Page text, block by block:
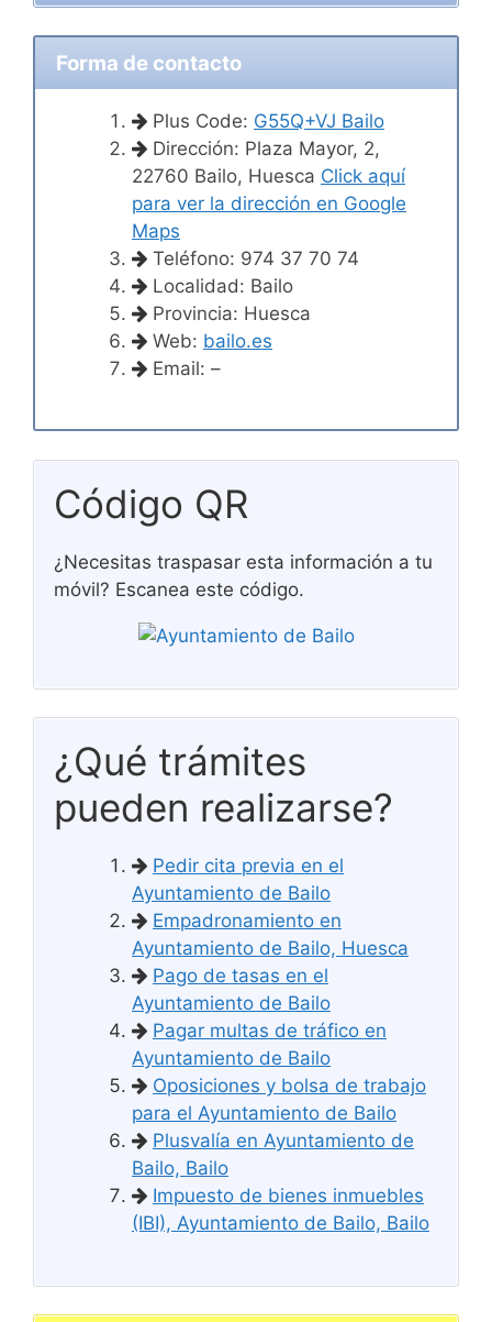
Forma de contacto
Plus Code: G55Q+VJ Bailo
Dirección: Plaza Mayor, 2,
22760 Bailo, Huesca Click aquí
para ver la dirección en Google
Maps
Teléfono: 974 37 70 74
Localidad: Bailo
Provincia: Huesca
Web: bailo.es
Email: –
Código QR
¿Necesitas traspasar esta información a tu
móvil? Escanea este código.
¿Qué trámites
pueden realizarse?
Pedir cita previa en el
Ayuntamiento de Bailo
Empadronamiento en
Ayuntamiento de Bailo, Huesca
Pago de tasas en el
Ayuntamiento de Bailo
Pagar multas de tráfico en
Ayuntamiento de Bailo
Oposiciones y bolsa de trabajo
para el Ayuntamiento de Bailo
Plusvalía en Ayuntamiento de
Bailo, Bailo
Impuesto de bienes inmuebles
(IBI), Ayuntamiento de Bailo, Bailo